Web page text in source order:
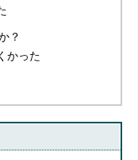
？
かった